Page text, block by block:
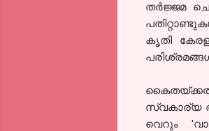
തര്‍ജ്ജമ
കൃതി
കൈതയ്ക്കല്‍
സ്വകാര്യ
വെറും '